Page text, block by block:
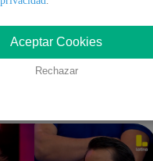
te
Aceptar Cookies
Rechazar